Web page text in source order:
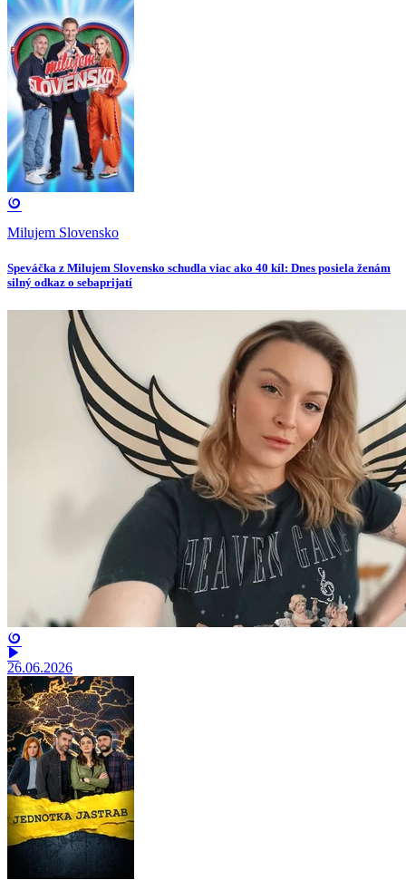
Milujem Slovensko
Speváčka z Milujem Slovensko schudla viac ako 40 kíl: Dnes posiela ženám
silný odkaz o sebaprijatí
26.06.2026